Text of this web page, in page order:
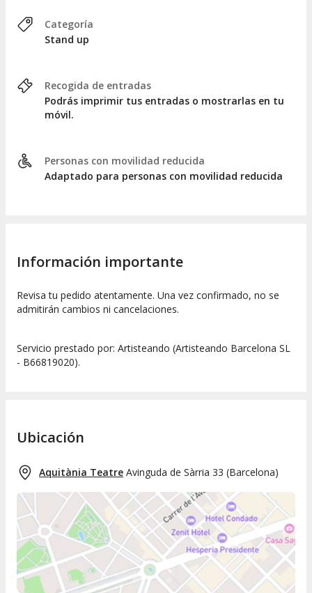
Categoría
Stand up
Recogida de entradas
Podrás imprimir tus entradas o mostrarlas en tu
móvil.
Personas con movilidad reducida
Adaptado para personas con movilidad reducida
Información importante
Revisa tu pedido atentamente. Una vez confirmado, no se
admitirán cambios ni cancelaciones.
Servicio prestado por: Artisteando (Artisteando Barcelona SL
- B66819020).
Ubicación
Aquitània Teatre Avinguda de Sàrria 33 (Barcelona)